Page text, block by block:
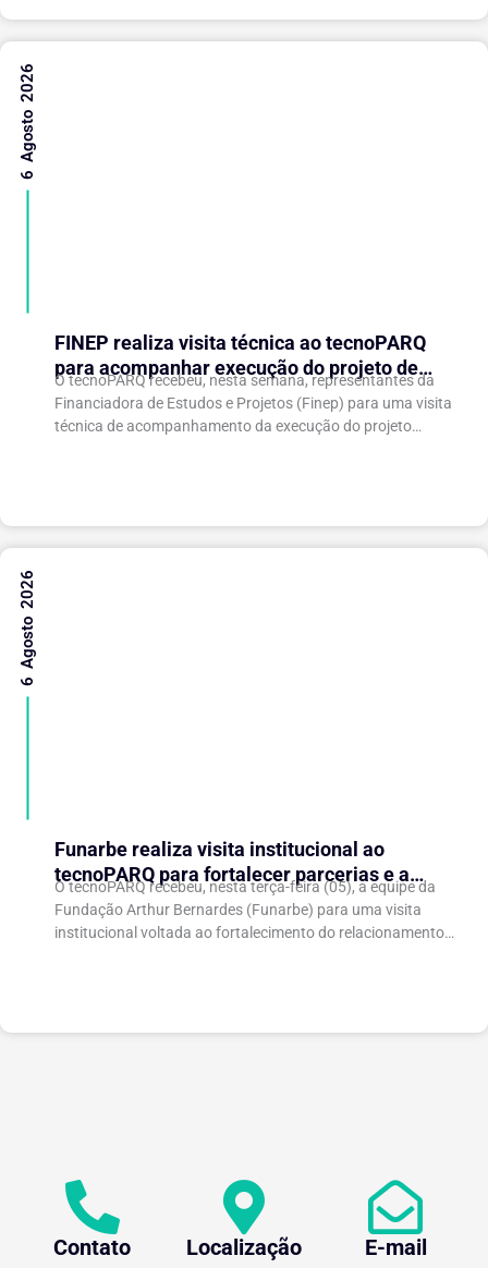
FINEP realiza visita técnica ao tecnoPARQ
para acompanhar execução do projeto de
expansão do Parque Tecnológico
O tecnoPARQ recebeu, nesta semana, representantes da
Financiadora de Estudos e Projetos (Finep) para uma visita
técnica de acompanhamento da execução do projeto
6 Agosto 2026
Funarbe realiza visita institucional ao
tecnoPARQ para fortalecer parcerias e a
gestão da inovação
O tecnoPARQ recebeu, nesta terça-feira (05), a equipe da
Fundação Arthur Bernardes (Funarbe) para uma visita
institucional voltada ao fortalecimento do relacionamento
6 Agosto 2026
Contato Localização E-mail